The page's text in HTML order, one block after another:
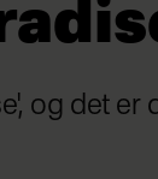
og det er